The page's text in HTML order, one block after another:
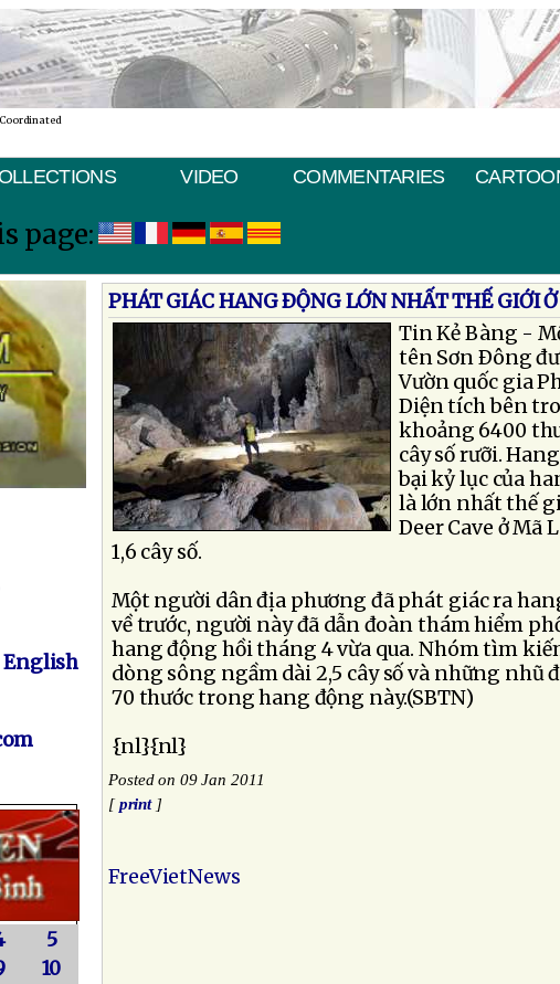
VIDEO COMMENTARIES
page:
English
5
10
PHÁT GIÁC HANG ÐỘNG LỚN NHẤT THẾ GIỚI
Tin Kẻ Bàng -
tên Sơn Ðông
Vườn quốc gia
Diện tích bên
khoảng 6400
cây số rưỡi.
bại kỷ lục của
là lớn nhất thế
Deer Cave ở Mã
1,6 cây số.
Một người dân địa phương đã phát giác ra
về trước, người này đã dẫn đoàn thám hiểm
hang động hồi tháng 4 vừa qua. Nhóm tìm
dòng sông ngầm dài 2,5 cây số và những nhũ
70 thước trong hang động này.(SBTN)
{nl}{nl}
Posted on 09 Jan 2011
[print]
FreeVietNews